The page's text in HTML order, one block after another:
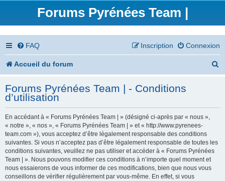
Forums Pyrénées Team |
FAQ Connexion
Inscription
Accueil du forum
h
Forums Pyrénées Team | - Conditions
d’utilisation
En accédant à « Forums Pyrénées Team | » (désigné ci-après par « nous »,
« notre », « nos », « Forums Pyrénées Team | » et « http://www.pyrenees-
team.com »), vous acceptez d’être légalement responsable des conditions
suivantes. Si vous n’acceptez pas d’être légalement responsable de toutes les
conditions suivantes, veuillez ne pas utiliser et accéder à « Forums Pyrénées
Team | ». Nous pouvons modifier ces conditions à n’importe quel moment et
nous essaierons de vous informer de ces modifications, bien que nous vous
conseillons de vérifier régulièrement par vous-même. En effet, si vous